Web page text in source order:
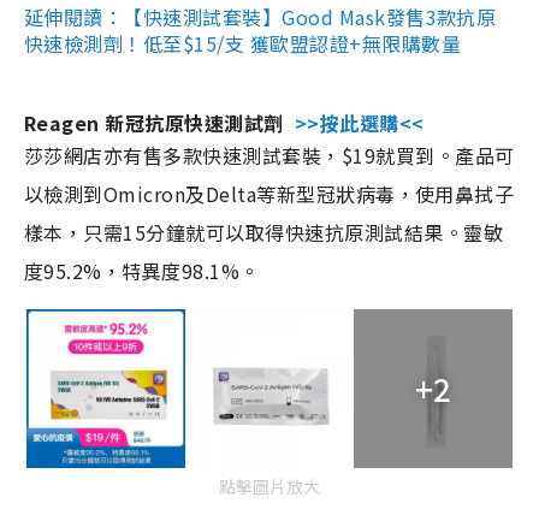
延伸閱讀：【快速測試套裝】Good Mask發售3款抗原
快速檢測劑！低至$15/支 獲歐盟認證+無限購數量
Reagen 新冠抗原快速測試劑 >>按此選購<<
莎莎網店亦有售多款快速測試套裝，$19就買到。產品可
以檢測到Omicron及Delta等新型冠狀病毒，使用鼻拭子
樣本，只需15分鐘就可以取得快速抗原測試結果。靈敏
度95.2%，特異度98.1%。
+2
點擊圖片放大